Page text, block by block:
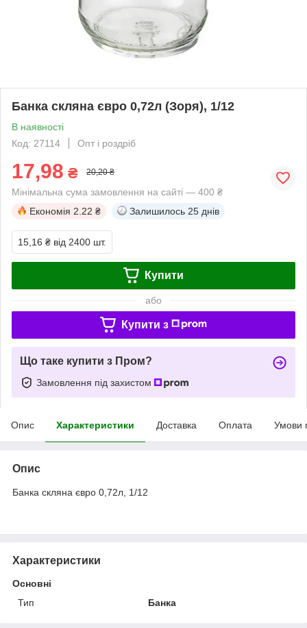
Банка скляна євро 0,72л (Зоря), 1/12
В наявності
Код: 27114
Опт і роздріб
17,98 ₴ 20,20 ₴
Мінімальна сума замовлення на сайті — 400 ₴
Економія 2.22 ₴ Залишилось 25 днів
15,16 ₴ від 2400 шт.
Купити
або
Купити з
Що таке купити з Пром?
Замовлення під захистом
Опис Характеристики Доставка Оплата Умови
Опис
Банка скляна євро 0,72л, 1/12
Характеристики
Основні
Тип
Банка